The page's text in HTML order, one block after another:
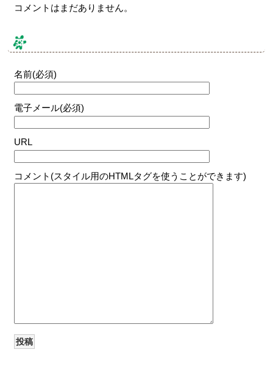
コメントはまだありません。
コメントする
名前(必須)
電子メール(必須)
URL
コメント(スタイル用のHTMLタグを使うことができます)